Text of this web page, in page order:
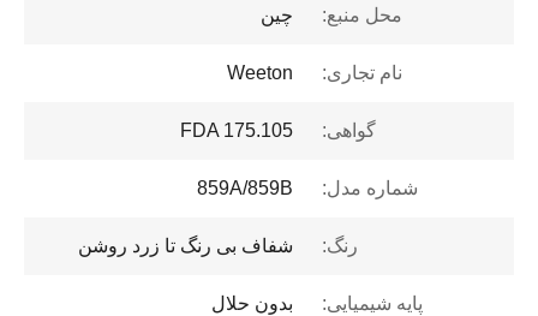
محل منبع: چین
نام تجاری: Weeton
گواهی: FDA 175.105
شماره مدل: 859A/859B
رنگ: شفاف بی رنگ تا زرد روشن
پایه شیمیایی: بدون حلال